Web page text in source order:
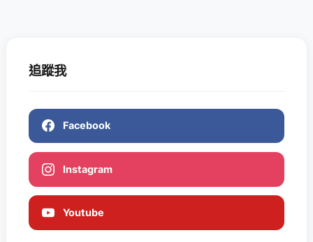
追蹤我
Facebook
Instagram
Youtube